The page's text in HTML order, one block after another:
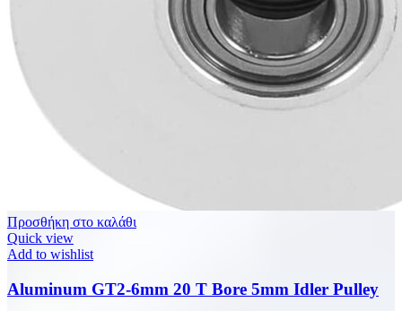
Προσθήκη στο καλάθι
Quick view
Add to wishlist
Aluminum GT2-6mm 20 T Bore 5mm Idler Pulley